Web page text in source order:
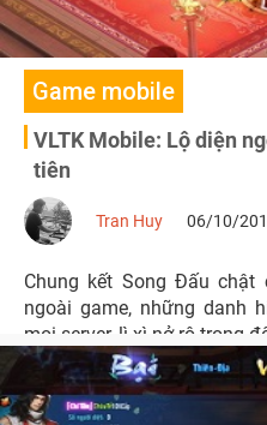
Game mobile
VLTK Mobile: Lộ diện
tiên
Tran Huy 06/10/
Chung kết Song Đấu chật
ngoài game, những danh
mọi server, lì xì nở rộ trong
trong cộng đồng Võ Lâm
kết đầu tiên của Đại Hội Võ